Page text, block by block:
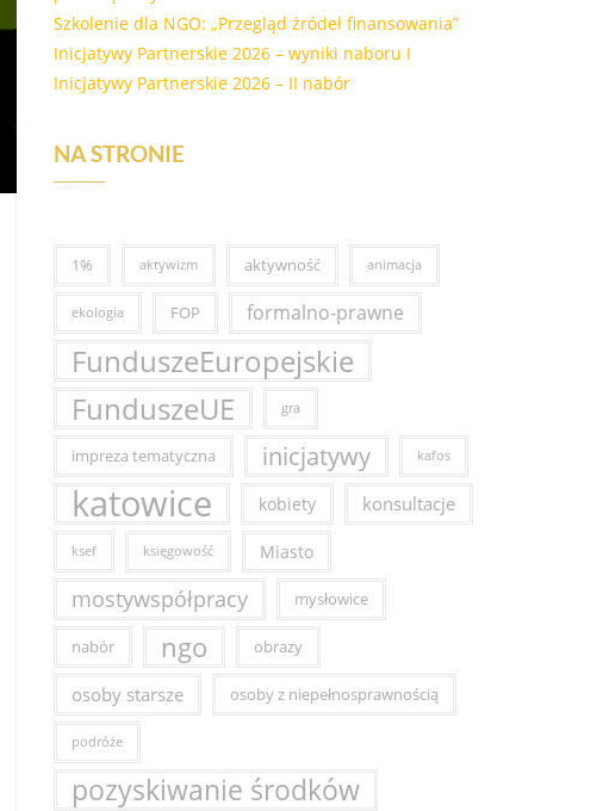
Szkolenie dla NGO: „Przegląd źródeł finansowania”
Inicjatywy Partnerskie 2026 – wyniki naboru I
Inicjatywy Partnerskie 2026 – II nabór
NA STRONIE
1% aktywizm aktywność animacja
ekologia FOP formalno-prawne
FunduszeEuropejskie
FunduszeUE
gra
impreza tematyczna inicjatywy kafos
katowice kobiety konsultacje
ksef księgowość Miasto
mostywspółpracy mysłowice
nabór ngo obrazy
osoby starsze osoby z niepełnosprawnością
podróże
pozyskiwanie środków